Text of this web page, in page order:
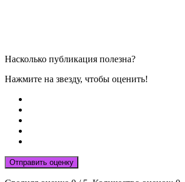
Насколько публикация полезна?
Нажмите на звезду, чтобы оценить!
Отправить оценку